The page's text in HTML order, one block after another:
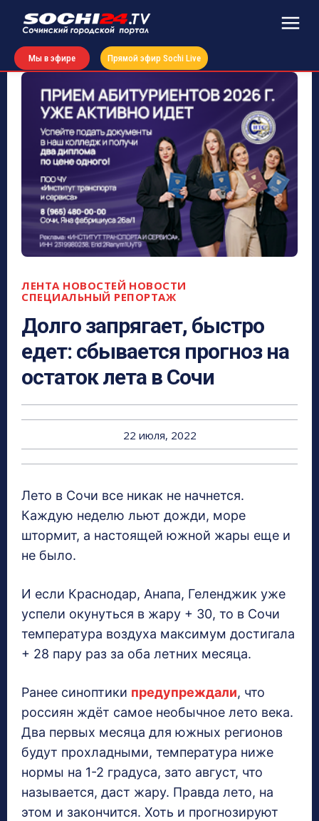
Мы в эфире Прямой эфир Sochi Live
ЛЕНТА НОВОСТЕЙ НОВОСТИ
СПЕЦИАЛЬНЫЙ РЕПОРТАЖ
Долго запрягает, быстро
едет: сбывается прогноз на
остаток лета в Сочи
22 июля, 2022
Лето в Сочи все никак не начнется.
Каждую неделю льют дожди, море
штормит, а настоящей южной жары еще и
не было.
И если Краснодар, Анапа, Геленджик уже
успели окунуться в жару + 30, то в Сочи
температура воздуха максимум достигала
+ 28 пару раз за оба летних месяца.
Ранее синоптики предупреждали, что
россиян ждёт самое необычное лето века.
Два первых месяца для южных регионов
будут прохладными, температура ниже
нормы на 1-2 градуса, зато август, что
называется, даст жару. Правда лето, на
этом и закончится. Хоть и прогнозируют